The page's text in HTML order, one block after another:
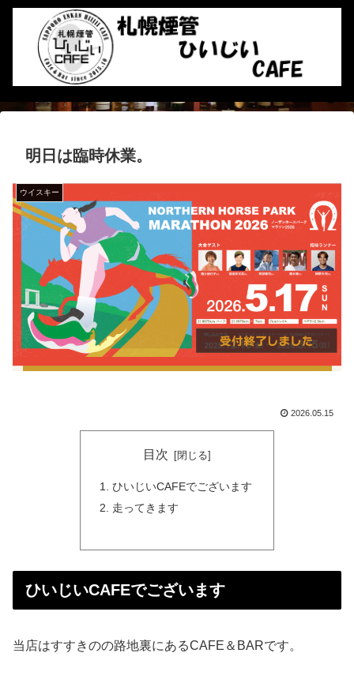
明日は臨時休業。
ウイスキー
2026.05.15
目次
ひいじいCAFEでございます
走ってきます
ひいじいCAFEでございます
当店はすすきのの路地裏にあるCAFE＆BARです。